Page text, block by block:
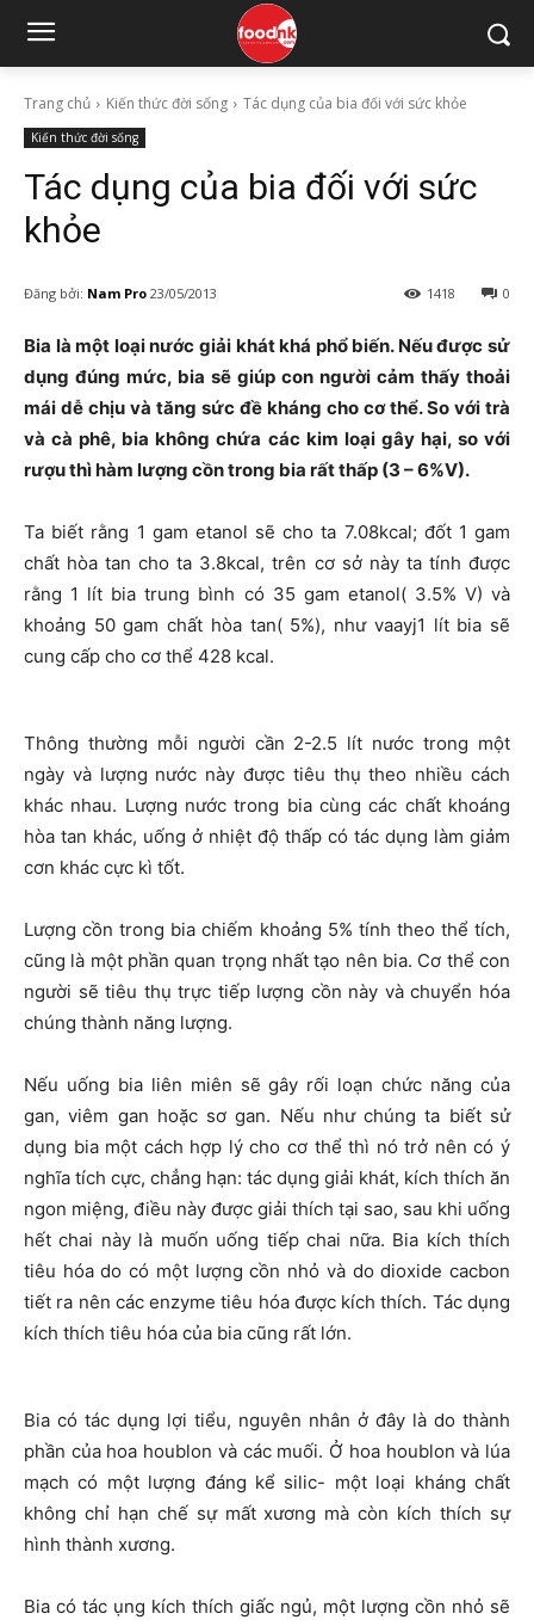
Trang chủ Kiến thức đời sống Tác dụng của bia đối với sức khỏe
Kiến thức đời sống
Tác dụng của bia đối với sức
khỏe
Đăng bởi: Nam Pro 23/05/2013 0
1418
Bia là một loại nước giải khát khá phổ biến. Nếu được sử
dụng đúng mức, bia sẽ giúp con người cảm thấy thoải
mái dễ chịu và tăng sức đề kháng cho cơ thể. So với trà
và cà phê, bia không chứa các kim loại gây hại, so với
rượu thì hàm lượng cồn trong bia rất thấp (3 – 6%V).
Ta biết rằng 1 gam etanol sẽ cho ta 7.08kcal; đốt 1 gam
chất hòa tan cho ta 3.8kcal, trên cơ sở này ta tính được
rằng 1 lít bia trung bình có 35 gam etanol( 3.5% V) và
khoảng 50 gam chất hòa tan( 5%), như vaayj1 lít bia sẽ
cung cấp cho cơ thể 428 kcal.
Thông thường mỗi người cần 2-2.5 lít nước trong một
ngày và lượng nước này được tiêu thụ theo nhiều cách
khác nhau. Lượng nước trong bia cùng các chất khoáng
hòa tan khác, uống ở nhiệt độ thấp có tác dụng làm giảm
cơn khác cực kì tốt.
Lượng cồn trong bia chiếm khoảng 5% tính theo thể tích,
cũng là một phần quan trọng nhất tạo nên bia. Cơ thể con
người sẽ tiêu thụ trực tiếp lượng cồn này và chuyển hóa
chúng thành năng lượng.
Nếu uống bia liên miên sẽ gây rối loạn chức năng của
gan, viêm gan hoặc sơ gan. Nếu như chúng ta biết sử
dụng bia một cách hợp lý cho cơ thể thì nó trở nên có ý
nghĩa tích cực, chẳng hạn: tác dụng giải khát, kích thích ăn
ngon miệng, điều này được giải thích tại sao, sau khi uống
hết chai này là muốn uống tiếp chai nữa. Bia kích thích
tiêu hóa do có một lượng cồn nhỏ và do dioxide cacbon
tiết ra nên các enzyme tiêu hóa được kích thích. Tác dụng
kích thích tiêu hóa của bia cũng rất lớn.
Bia có tác dụng lợi tiểu, nguyên nhân ở đây là do thành
phần của hoa houblon và các muối. Ở hoa houblon và lúa
mạch có một lượng đáng kể silic- một loại kháng chất
không chỉ hạn chế sự mất xương mà còn kích thích sự
hình thành xương.
Bia có tác ụng kích thích giấc ngủ, một lượng cồn nhỏ sẽ